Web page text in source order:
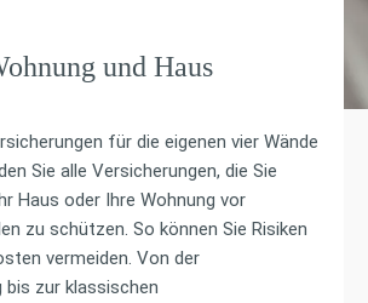
und Haus
für die eigenen vier Wände
Sie alle Versicherungen, die Sie
Haus oder Ihre Wohnung vor
zu schützen. So können Sie Risiken
vermeiden. Von der
bis zur klassischen